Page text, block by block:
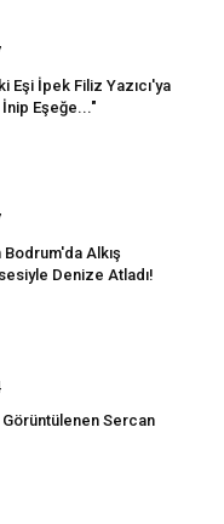
Eşi İpek Filiz Yazıcı'ya
Eşeğe..."
Alkış
Denize Atladı!
Sercan